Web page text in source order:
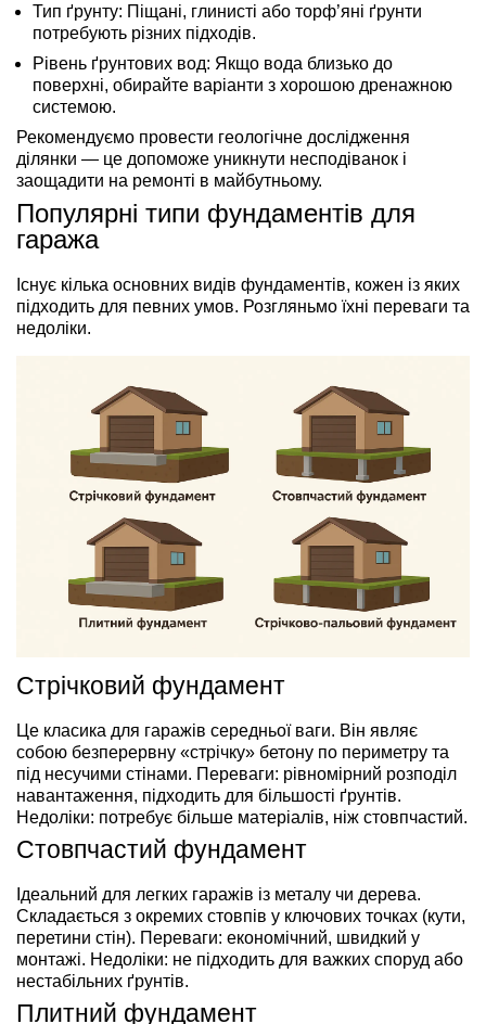
Тип ґрунту: Піщані, глинисті або торф’яні ґрунти
потребують різних підходів.
Рівень ґрунтових вод: Якщо вода близько до
поверхні, обирайте варіанти з хорошою дренажною
системою.
Рекомендуємо провести геологічне дослідження
ділянки — це допоможе уникнути несподіванок і
заощадити на ремонті в майбутньому.
Популярні типи фундаментів для
гаража
Існує кілька основних видів фундаментів, кожен із яких
підходить для певних умов. Розгляньмо їхні переваги та
недоліки.
Стрічковий фундамент
Це класика для гаражів середньої ваги. Він являє
собою безперервну «стрічку» бетону по периметру та
під несучими стінами. Переваги: рівномірний розподіл
навантаження, підходить для більшості ґрунтів.
Недоліки: потребує більше матеріалів, ніж стовпчастий.
Стовпчастий фундамент
Ідеальний для легких гаражів із металу чи дерева.
Складається з окремих стовпів у ключових точках (кути,
перетини стін). Переваги: економічний, швидкий у
монтажі. Недоліки: не підходить для важких споруд або
нестабільних ґрунтів.
Плитний фундамент